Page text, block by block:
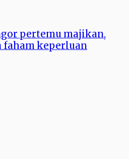
pertemu majikan,
faham keperluan